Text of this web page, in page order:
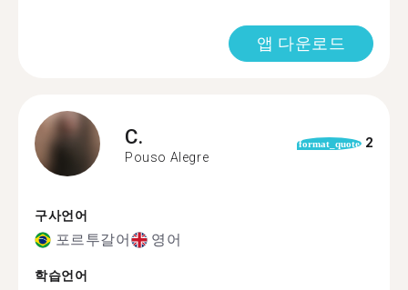
앱 다운로드
C.
Pouso Alegre
format_quote 2
구사언어
포르투갈어 영어
학습언어